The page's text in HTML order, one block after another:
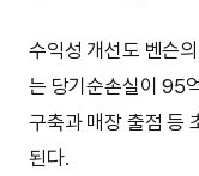
수익성 개선도 벤슨
는 당기순손실이 95
구축과 매장 출점 등
된다.